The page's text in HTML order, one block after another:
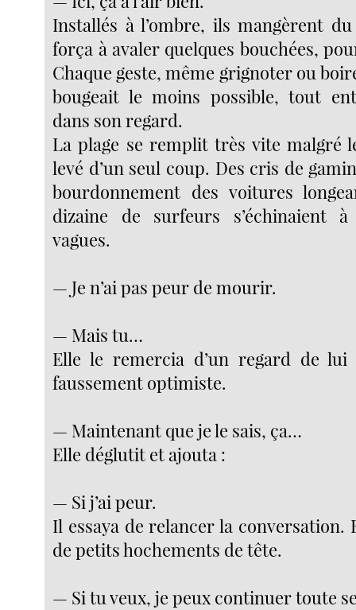
Installés à l’ombre, ils mangèrent
força à avaler quelques bouchées,
Chaque geste, même grignoter ou
bougeait le moins possible, tout
dans son regard.
La plage se remplit très vite malgré
levé d’un seul coup. Des cris de
bourdonnement des voitures
dizaine de surfeurs s’échinaient
vagues.
— Je n’ai pas peur de mourir.
— Mais tu…
Elle le remercia d’un regard de
faussement optimiste.
— Maintenant que je le sais, ça…
Elle déglutit et ajouta :
— Si j’ai peur.
Il essaya de relancer la
de petits hochements de tête.
— Si tu veux, je peux continuer toute